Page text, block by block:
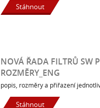
Stáhnout
NOVÁ ŘADA FILTRŮ SW
ROZMĚRY_ENG
popis, rozměry a přiřazení
Stáhnout